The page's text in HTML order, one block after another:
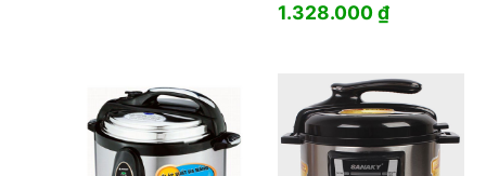
1.328.000₫